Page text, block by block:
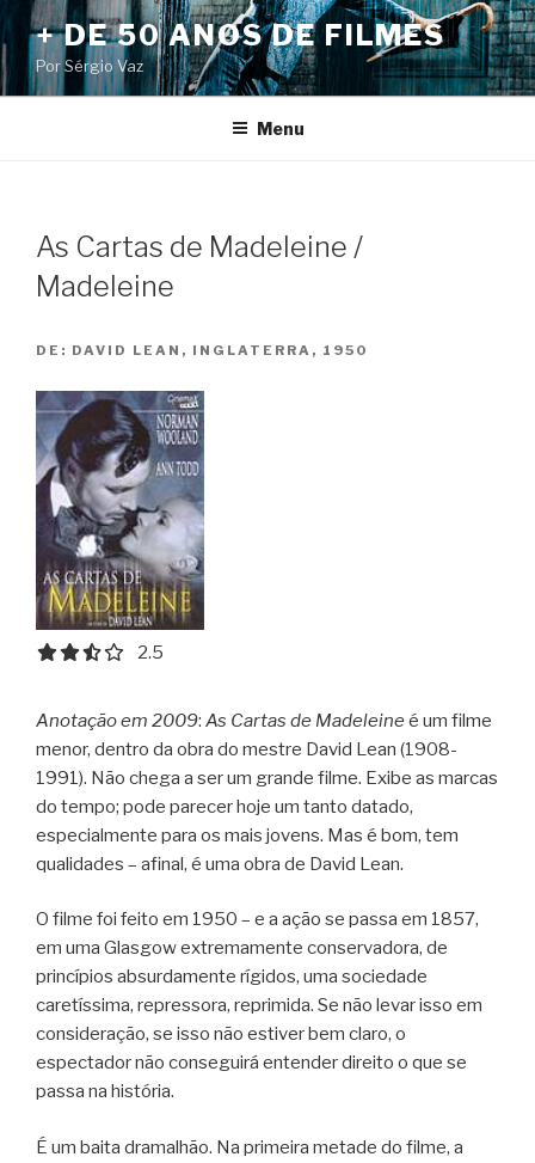
Pular
para
o
conteúdo
+ DE 50 ANOS DE FILMES
Por Sérgio Vaz
Menu
As Cartas de Madeleine /
Madeleine
DE: DAVID LEAN, INGLATERRA, 1950
2.5 out of 5.0 stars
2.5
Anotação em 2009: As Cartas de Madeleine é um filme
menor, dentro da obra do mestre David Lean (1908-
1991). Não chega a ser um grande filme. Exibe as marcas
do tempo; pode parecer hoje um tanto datado,
especialmente para os mais jovens. Mas é bom, tem
qualidades – afinal, é uma obra de David Lean.
O filme foi feito em 1950 – e a ação se passa em 1857,
em uma Glasgow extremamente conservadora, de
princípios absurdamente rígidos, uma sociedade
caretíssima, repressora, reprimida. Se não levar isso em
consideração, se isso não estiver bem claro, o
espectador não conseguirá entender direito o que se
passa na história.
É um baita dramalhão. Na primeira metade do filme, a